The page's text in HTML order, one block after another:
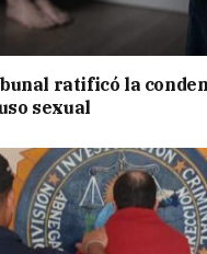
ratificó la
sexual